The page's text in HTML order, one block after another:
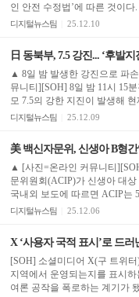
인 안전 수정법’에 따른 것이다
디지털뉴스팀 25.12.10
日 동북부, 7.5
▲ 8일 밤 발생한 강진으로 파
뮤니티][SOH] 8일 밤 11시 15
모 7.5의 강한 지진이 발생해
디지털뉴스팀 25.12.09
美 백신자문위, 신생아 B형
▲ [사진=온라인 커뮤니티
문위원회(ACIP)가 신생아 대
국내외 보도에 따르면 ACIP는
디지털뉴스팀 25.12.06
X ‘사용자 국적 표시’로 드
[SOH] 소셜미디어 X(구 트위
지역에서 운영되는지를 표시하
여론 공작을 폭로하는 계기가